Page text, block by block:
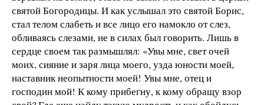
святой Богородицы. И как услышал это святой Борис,
стал телом слабеть и все лицо его намокло от слез,
обливаясь слезами, не в силах был говорить. Лишь в
сердце своем так размышлял: «Увы мне, свет очей
моих, сияние и заря лица моего, узда юности моей,
наставник неопытности моей! Увы мне, отец и
господин мой! К кому прибегну, к кому обращу взор